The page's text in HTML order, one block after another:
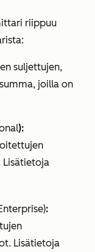
riippuu
suljettujen,
joilla on
):
Lisätietoja
):
Lisätietoja